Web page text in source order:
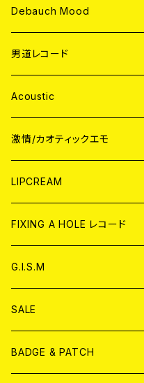
Debauch Mood
男道レコード
Acoustic
JAPAN
CD
ANALOG
WORLD
CD
ANALOG
激情/カオティックエモ
JAPAN
CD
ANALOG
WORLD
CD
ANALOG
LIPCREAM
CD
アナログ
DVD
T-shirt & WEAR
FIXING A HOLE レコード
G.I.S.M
CD
ANALOG
SALE
BADGE & PATCH